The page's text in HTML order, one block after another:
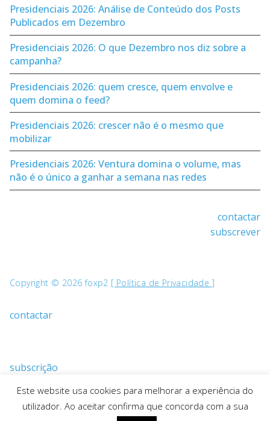
Presidenciais 2026: Análise de Conteúdo dos Posts
Publicados em Dezembro
Presidenciais 2026: O que Dezembro nos diz sobre a
campanha?
Presidenciais 2026: quem cresce, quem envolve e
quem domina o feed?
Presidenciais 2026: crescer não é o mesmo que
mobilizar
Presidenciais 2026: Ventura domina o volume, mas
não é o único a ganhar a semana nas redes
contactar
subscrever
Copyright © 2026 foxp2 [ Política de Privacidade ]
contactar
subscrição
Este website usa cookies para melhorar a experiência do
utilizador. Ao aceitar confirma que concorda com a sua